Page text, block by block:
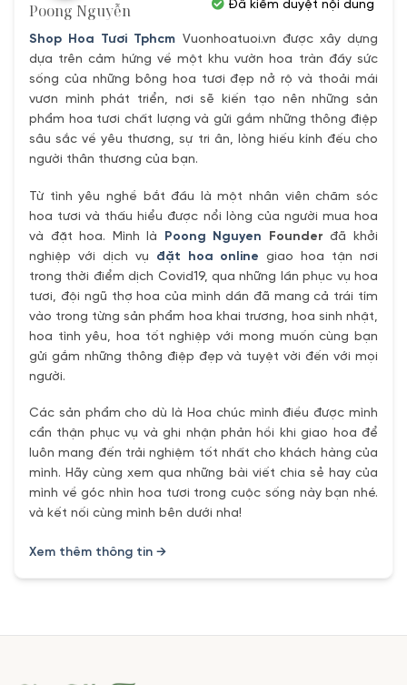
Poong Nguyễn
Shop Hoa Tươi Tphcm Vuonhoatuoi.vn được xây dựng
dựa trên cảm hứng về một khu vườn hoa tràn đầy sức
sống của những bông hoa tươi đẹp nở rộ và thoải mái
vươn mình phát triển, nơi sẽ kiến tạo nên những sản
phẩm hoa tươi chất lượng và gửi gắm những thông điệp
sâu sắc về yêu thương, sự tri ân, lòng hiếu kính đếu cho
người thân thương của bạn.
Từ tình yêu nghề bắt đầu là một nhân viên chăm sóc
hoa tươi và thấu hiểu được nổi lòng của người mua hoa
và đặt hoa. Mình là
Poong Nguyen Founder đã khởi
nghiệp với dịch vụ đặt hoa online giao hoa tận nơi
trong thời điểm dịch Covid19, qua những lần phục vụ hoa
tươi, đội ngũ thợ hoa của mình dần đã mang cả trái tím
vào trong từng sản phẩm hoa khai trương, hoa sinh nhật,
hoa tình yêu, hoa tốt nghiệp với mong muốn cùng bạn
gửi gắm những thông điệp đẹp và tuyệt vời đến với mọi
người.
Các sản phẩm cho dù là Hoa chúc mình điều được mình
cẩn thận phục vụ và ghi nhận phản hồi khi giao hoa để
luôn mang đến trải nghiệm tốt nhất cho khách hàng của
mình. Hãy cùng xem qua những bài viết chia sẻ hay của
mình về góc nhìn hoa tươi trong cuộc sống này bạn nhé.
và kết nối cùng mình bên dưới nha!
Xem thêm thông tin →
Đã kiểm duyệt nội dung